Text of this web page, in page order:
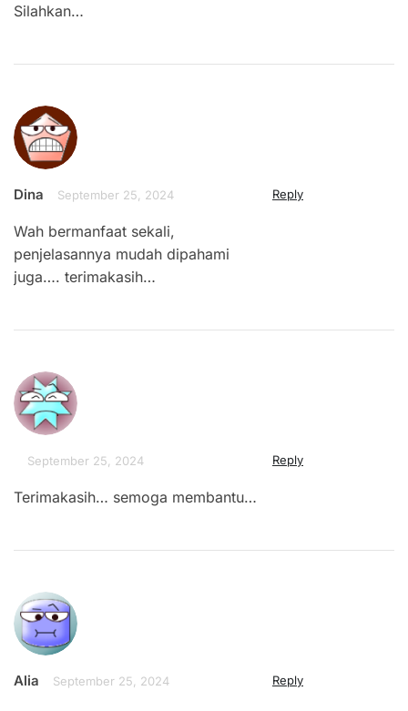
Silahkan…
Dina September 25, 2024 Reply
Wah bermanfaat sekali,
penjelasannya mudah dipahami
juga…. terimakasih…
September 25, 2024 Reply
Terimakasih… semoga membantu…
Alia September 25, 2024 Reply